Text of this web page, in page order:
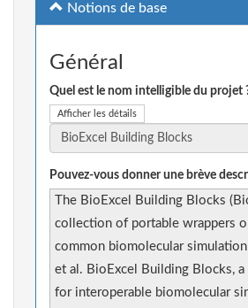
Notions de base
Général
Quel est le nom intelligible du projet
Afficher les détails
Pouvez-vous donner une brève
The BioExcel Building Blocks
collection of portable wrappers
common biomolecular
et al. BioExcel Building Blocks,
for interoperable biomolecular